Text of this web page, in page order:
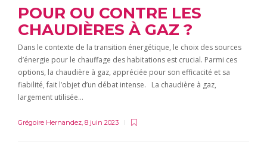
POUR OU CONTRE LES
CHAUDIÈRES À GAZ ?
Dans le contexte de la transition énergétique, le choix des sources
d’énergie pour le chauffage des habitations est crucial. Parmi ces
options, la chaudière à gaz, appréciée pour son efficacité et sa
fiabilité, fait l’objet d’un débat intense. La chaudière à gaz,
largement utilisée…
Grégoire Hernandez, 8 juin 2023